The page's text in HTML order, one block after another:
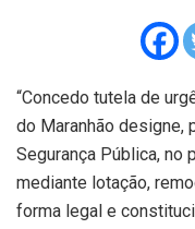
“Concedo tutela de
do Maranhão designe,
Segurança Pública, no
mediante lotação,
forma legal e